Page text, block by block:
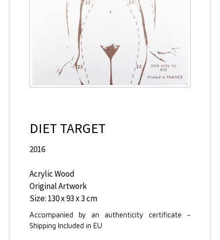
DIET TARGET
2016
Acrylic Wood
Original Artwork
Size: 130 x 93 x 3 cm
Accompanied by an authenticity certificate -
Shipping Included in EU